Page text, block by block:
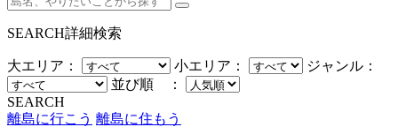
SEARCH詳細検索
大エリア： 小エリア：
ジャンル：
並び順 ：
SEARCH
離島に行こう 離島に住もう